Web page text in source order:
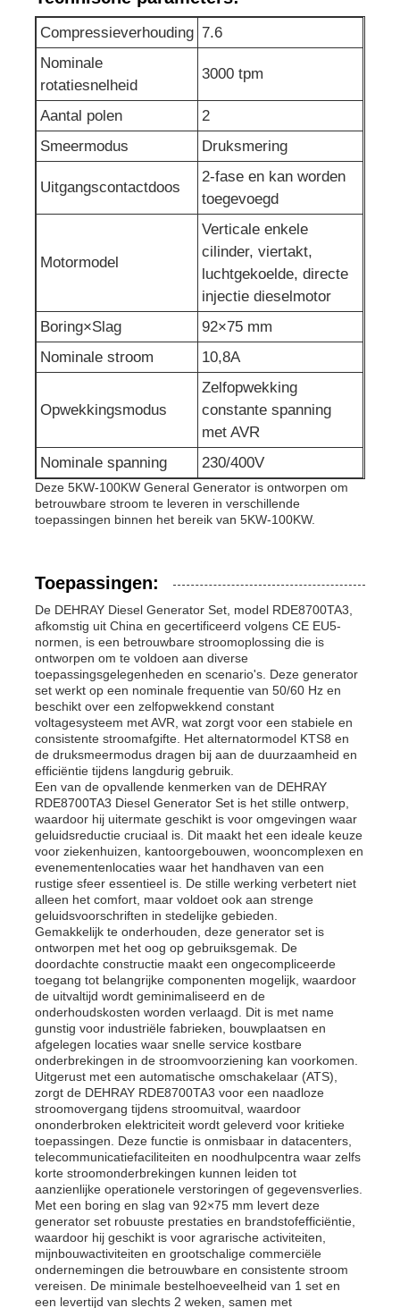
afvalwaterpomp
Compressieverhouding 7.6
Nominale
rotatiesnelheid
3000 tpm
Aantal polen
2
Smeermodus
Druksmering
Uitgangscontactdoos
2-fase en kan worden
toegevoegd
Motormodel
Verticale enkele
cilinder, viertakt,
luchtgekoelde, directe
injectie dieselmotor
Boring×Slag
92×75 mm
Nominale stroom
10,8A
Opwekkingsmodus
Zelfopwekking
constante spanning
met AVR
Nominale spanning
230/400V
Deze 5KW-100KW General Generator is ontworpen om
betrouwbare stroom te leveren in verschillende
toepassingen binnen het bereik van 5KW-100KW.
Toepassingen:
De DEHRAY Diesel Generator Set, model RDE8700TA3,
afkomstig uit China en gecertificeerd volgens CE EU5-
normen, is een betrouwbare stroomoplossing die is
ontworpen om te voldoen aan diverse
toepassingsgelegenheden en scenario's. Deze generator
set werkt op een nominale frequentie van 50/60 Hz en
beschikt over een zelfopwekkend constant
voltagesysteem met AVR, wat zorgt voor een stabiele en
consistente stroomafgifte. Het alternatormodel KTS8 en
de druksmeermodus dragen bij aan de duurzaamheid en
efficiëntie tijdens langdurig gebruik.
Een van de opvallende kenmerken van de DEHRAY
RDE8700TA3 Diesel Generator Set is het stille ontwerp,
waardoor hij uitermate geschikt is voor omgevingen waar
geluidsreductie cruciaal is. Dit maakt het een ideale keuze
voor ziekenhuizen, kantoorgebouwen, wooncomplexen en
evenementenlocaties waar het handhaven van een
rustige sfeer essentieel is. De stille werking verbetert niet
alleen het comfort, maar voldoet ook aan strenge
geluidsvoorschriften in stedelijke gebieden.
Gemakkelijk te onderhouden, deze generator set is
ontworpen met het oog op gebruiksgemak. De
doordachte constructie maakt een ongecompliceerde
toegang tot belangrijke componenten mogelijk, waardoor
de uitvaltijd wordt geminimaliseerd en de
onderhoudskosten worden verlaagd. Dit is met name
gunstig voor industriële fabrieken, bouwplaatsen en
afgelegen locaties waar snelle service kostbare
onderbrekingen in de stroomvoorziening kan voorkomen.
Uitgerust met een automatische omschakelaar (ATS),
zorgt de DEHRAY RDE8700TA3 voor een naadloze
stroomovergang tijdens stroomuitval, waardoor
ononderbroken elektriciteit wordt geleverd voor kritieke
toepassingen. Deze functie is onmisbaar in datacenters,
telecommunicatiefaciliteiten en noodhulpcentra waar zelfs
korte stroomonderbrekingen kunnen leiden tot
aanzienlijke operationele verstoringen of gegevensverlies.
Met een boring en slag van 92×75 mm levert deze
generator set robuuste prestaties en brandstofefficiëntie,
waardoor hij geschikt is voor agrarische activiteiten,
mijnbouwactiviteiten en grootschalige commerciële
ondernemingen die betrouwbare en consistente stroom
vereisen. De minimale bestelhoeveelheid van 1 set en
een levertijd van slechts 2 weken, samen met